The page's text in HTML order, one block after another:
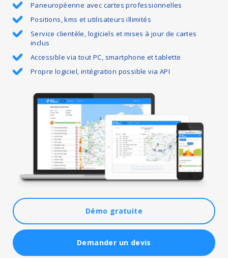
Démo gratuite
Demander un devis
Paneuropéenne avec cartes professionnelles
Positions, kms et utilisateurs illimités
Service clientèle, logiciels et mises à jour de cartes
inclus
Accessible via tout PC, smartphone et tablette
Propre logiciel, intégration possible via API